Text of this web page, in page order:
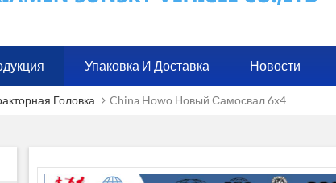
Упаковка И Доставка Новости
Головка China Howo Новый Самосвал 6x4